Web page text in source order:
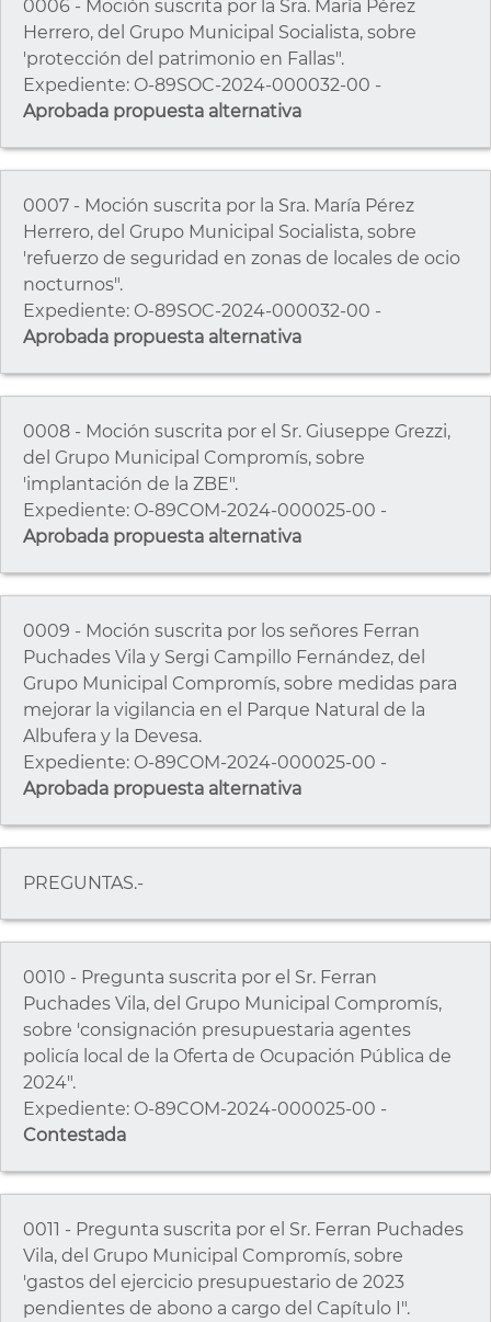
0006 - Moción suscrita por la Sra. María Pérez
Herrero, del Grupo Municipal Socialista, sobre
'protección del patrimonio en Fallas".
Expediente: O-89SOC-2024-000032-00 -
Aprobada propuesta alternativa
0007 - Moción suscrita por la Sra. María Pérez
Herrero, del Grupo Municipal Socialista, sobre
'refuerzo de seguridad en zonas de locales de ocio
nocturnos".
Expediente: O-89SOC-2024-000032-00 -
Aprobada propuesta alternativa
0008 - Moción suscrita por el Sr. Giuseppe Grezzi,
del Grupo Municipal Compromís, sobre
'implantación de la ZBE".
Expediente: O-89COM-2024-000025-00 -
Aprobada propuesta alternativa
0009 - Moción suscrita por los señores Ferran
Puchades Vila y Sergi Campillo Fernández, del
Grupo Municipal Compromís, sobre medidas para
mejorar la vigilancia en el Parque Natural de la
Albufera y la Devesa.
Expediente: O-89COM-2024-000025-00 -
Aprobada propuesta alternativa
PREGUNTAS.-
0010 - Pregunta suscrita por el Sr. Ferran
Puchades Vila, del Grupo Municipal Compromís,
sobre 'consignación presupuestaria agentes
policía local de la Oferta de Ocupación Pública de
2024".
Expediente: O-89COM-2024-000025-00 -
Contestada
0011 - Pregunta suscrita por el Sr. Ferran Puchades
Vila, del Grupo Municipal Compromís, sobre
'gastos del ejercicio presupuestario de 2023
pendientes de abono a cargo del Capítulo I".